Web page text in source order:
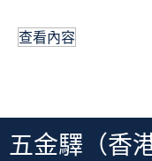
查看內容
五金驛（香